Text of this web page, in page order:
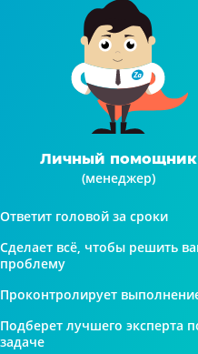
Личный помощник
(менеджер)
Ответит головой за сроки
Сделает всё, чтобы решить
проблему
Проконтролирует
Подберет лучшего эксперта
задаче